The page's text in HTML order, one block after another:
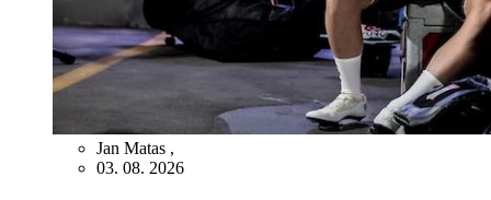
Jan Matas ,
03. 08. 2026